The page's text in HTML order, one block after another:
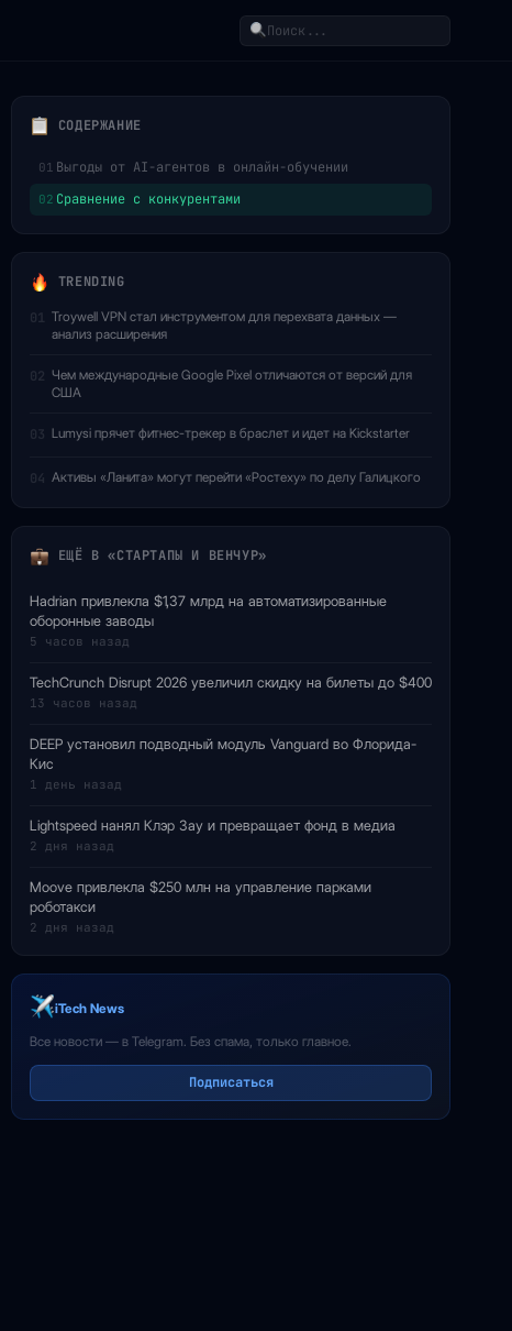
Поиск
СОДЕРЖАНИЕ
01 Выгоды от AI-агентов в онлайн-обучении
02 Сравнение с конкурентами
TRENDING
01 Troywell VPN стал инструментом для перехвата данных —
анализ расширения
02 Чем международные Google Pixel отличаются от версий для
США
03 Lumysi прячет фитнес-трекер в браслет и идет на Kickstarter
04 Активы «Ланита» могут перейти «Ростеху» по делу Галицкого
ЕЩЁ В «СТАРТАПЫ И ВЕНЧУР»
Hadrian привлекла $1,37 млрд на автоматизированные
оборонные заводы
5 часов назад
TechCrunch Disrupt 2026 увеличил скидку на билеты до $400
13 часов назад
DEEP установил подводный модуль Vanguard во Флорида-
Кис
1 день назад
Lightspeed нанял Клэр Зау и превращает фонд в медиа
2 дня назад
Moove привлекла $250 млн на управление парками
роботакси
2 дня назад
iTech News
Все новости — в Telegram. Без спама, только главное.
Подписаться